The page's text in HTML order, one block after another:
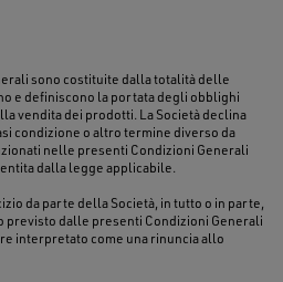
sono costituite dalla totalità delle
e definiscono la portata degli obblighi
vendita dei prodotti. La Società declina
condizione o altro termine diverso da
nelle presenti Condizioni Generali
dalla legge applicabile.
da parte della Società, in tutto o in parte,
previsto dalle presenti Condizioni Generali
interpretato come una rinuncia allo